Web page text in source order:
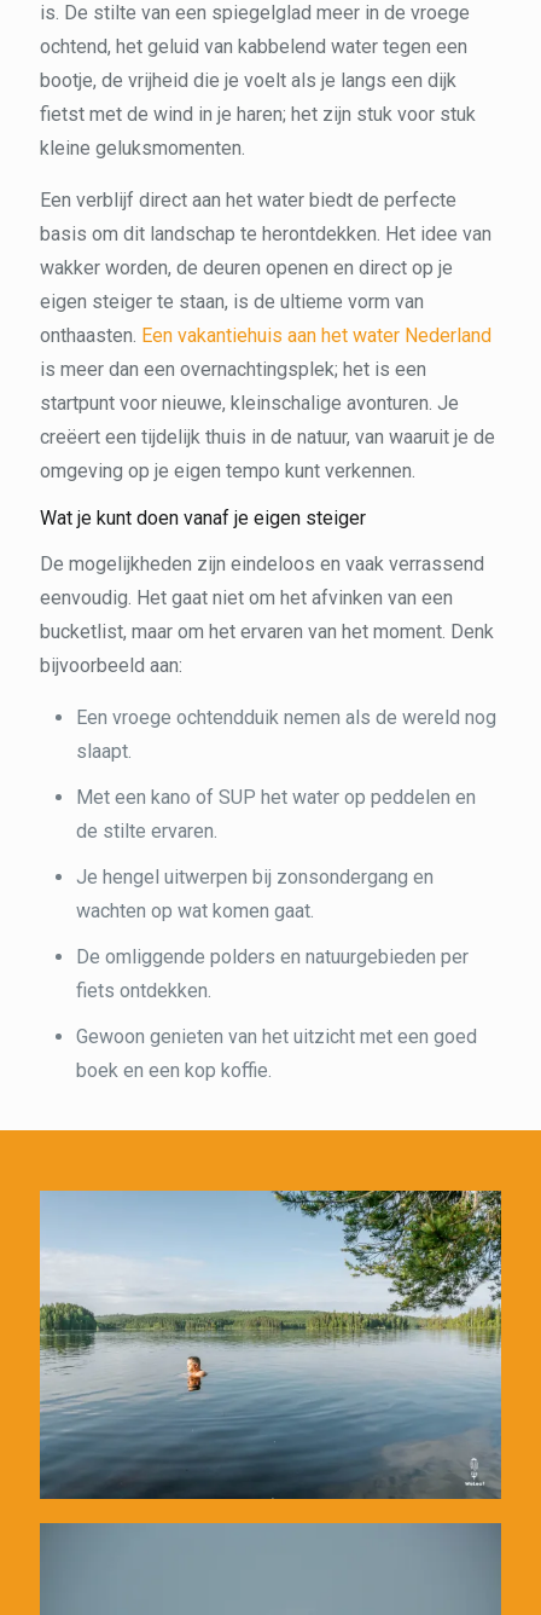
is. De stilte van een spiegelglad meer in de vroege
ochtend, het geluid van kabbelend water tegen een
bootje, de vrijheid die je voelt als je langs een dijk
fietst met de wind in je haren; het zijn stuk voor stuk
kleine geluksmomenten.
Een verblijf direct aan het water biedt de perfecte
basis om dit landschap te herontdekken. Het idee van
wakker worden, de deuren openen en direct op je
eigen steiger te staan, is de ultieme vorm van
onthaasten. Een vakantiehuis aan het water Nederland
is meer dan een overnachtingsplek; het is een
startpunt voor nieuwe, kleinschalige avonturen. Je
creëert een tijdelijk thuis in de natuur, van waaruit je de
omgeving op je eigen tempo kunt verkennen.
Wat je kunt doen vanaf je eigen steiger
De mogelijkheden zijn eindeloos en vaak verrassend
eenvoudig. Het gaat niet om het afvinken van een
bucketlist, maar om het ervaren van het moment. Denk
bijvoorbeeld aan:
Een vroege ochtendduik nemen als de wereld nog
slaapt.
Met een kano of SUP het water op peddelen en
de stilte ervaren.
Je hengel uitwerpen bij zonsondergang en
wachten op wat komen gaat.
De omliggende polders en natuurgebieden per
fiets ontdekken.
Gewoon genieten van het uitzicht met een goed
boek en een kop koffie.